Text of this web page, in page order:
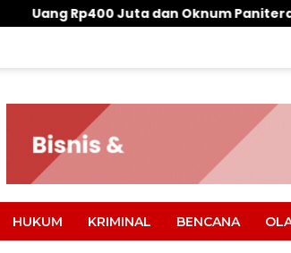
dan Oknum Panitera Belum Terjawab
HUKUM KRIMINAL BENCANA